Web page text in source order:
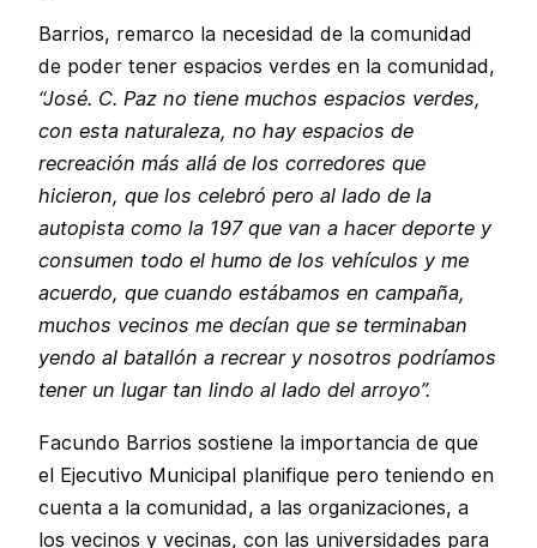
Barrios, remarco la necesidad de la comunidad
de poder tener espacios verdes en la comunidad,
“José. C. Paz no tiene muchos espacios verdes,
con esta naturaleza, no hay espacios de
recreación más allá de los corredores que
hicieron, que los celebró pero al lado de la
autopista como la 197 que van a hacer deporte y
consumen todo el humo de los vehículos y me
acuerdo, que cuando estábamos en campaña,
muchos vecinos me decían que se terminaban
yendo al batallón a recrear y nosotros podríamos
tener un lugar tan lindo al lado del arroyo”.
Facundo Barrios sostiene la importancia de que
el Ejecutivo Municipal planifique pero teniendo en
cuenta a la comunidad, a las organizaciones, a
los vecinos y vecinas, con las universidades para